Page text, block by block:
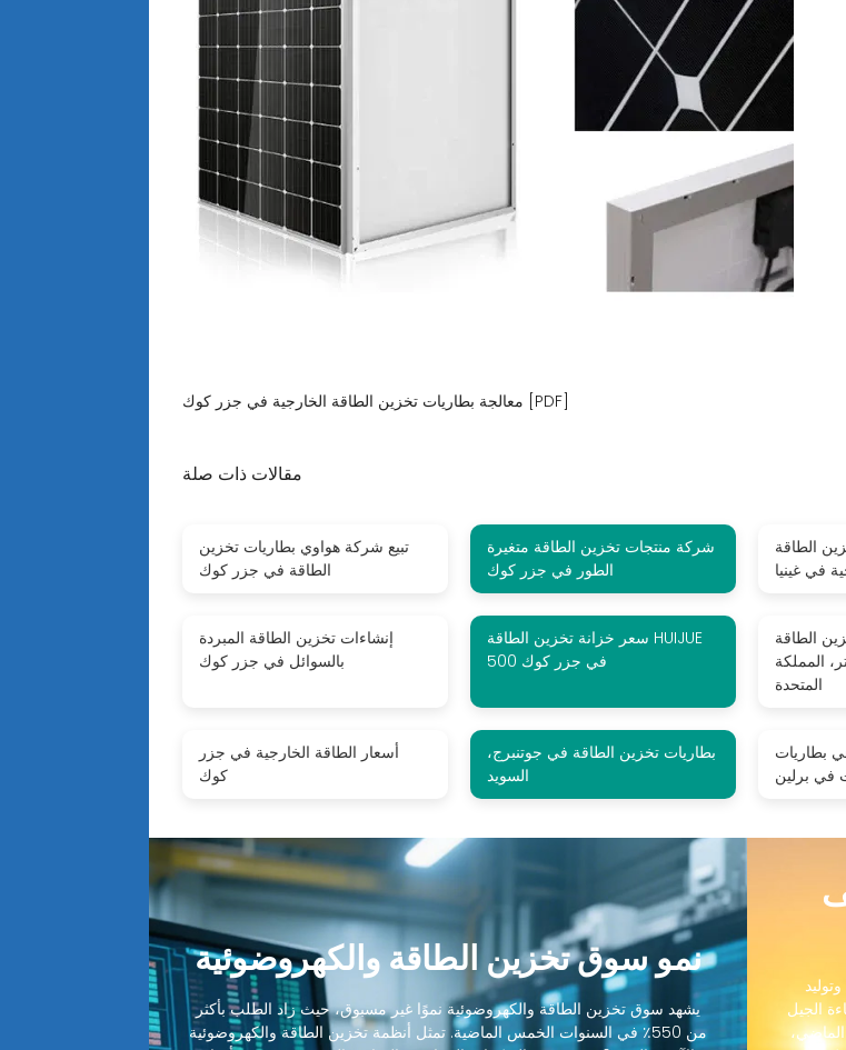
معالجة بطاريات تخزين الطاقة الخارجية في جزر كوك [PDF]
مقالات ذات صلة
تبيع شركة هواوي بطاريات تخزين
الطاقة في جزر كوك
شركة منتجات تخزين الطاقة متغيرة
الطور في جزر كوك
الطاقة
في غينيا
إنشاءات تخزين الطاقة المبردة
بالسوائل في جزر كوك
سعر خزانة تخزين الطاقة HUIJUE
500 في جزر كوك
الطاقة
المملكة
المتحدة
أسعار الطاقة الخارجية في جزر
كوك
بطاريات تخزين الطاقة في جوتنبرج،
السويد
بطاريات
في برلين
نمو سوق تخزين الطاقة والكهروضوئية
يشهد سوق تخزين الطاقة والكهروضوئية نموًا غير مسبوق، حيث زاد الطلب بأكثر
من 550٪ في السنوات الخمس الماضية. تمثل أنظمة تخزين الطاقة والكهروضوئية
الجيل
أكثر من 28٪ في العقد الماضي،